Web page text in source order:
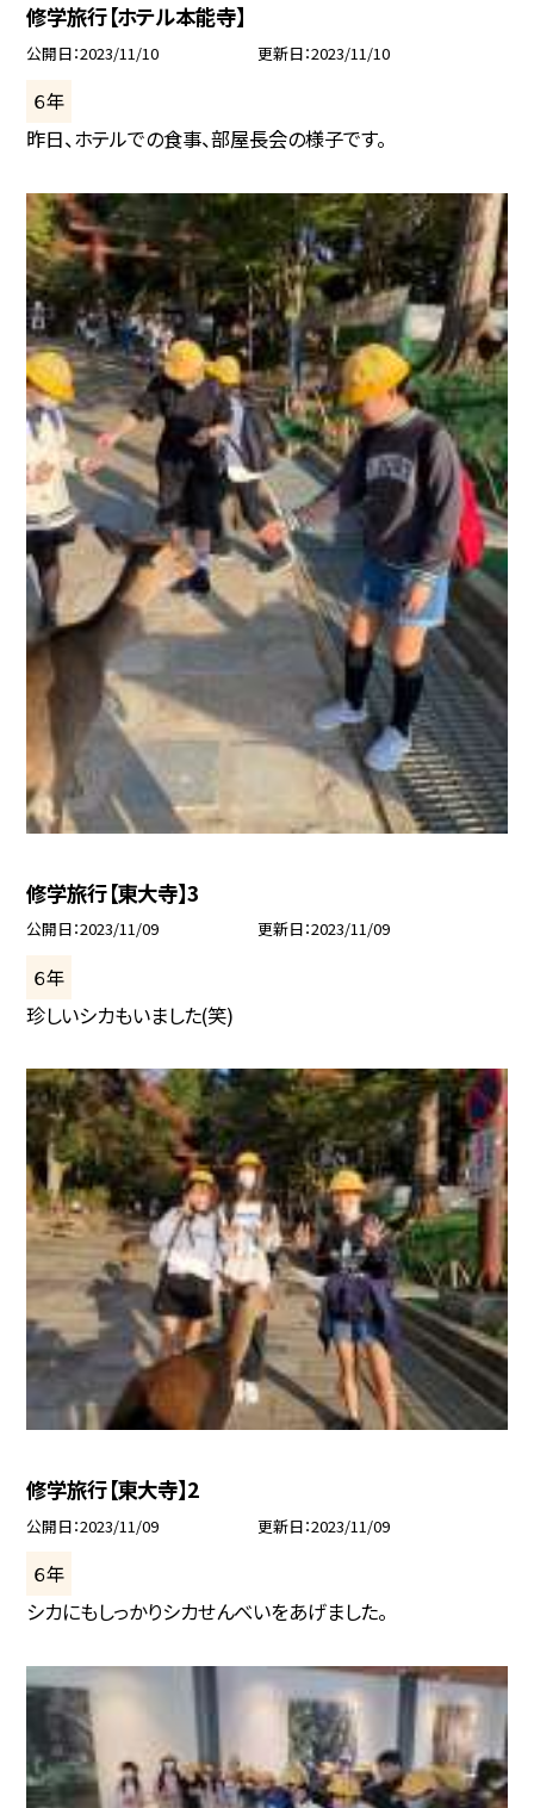
修学旅行【ホテル本能寺】
公開日 2023/11/10 更新日 2023/11/10
６年
昨日、ホテルでの食事、部屋長会の様子です。
修学旅行【東大寺】3
公開日 2023/11/09 更新日 2023/11/09
６年
珍しいシカもいました(笑)
修学旅行【東大寺】2
公開日 2023/11/09 更新日 2023/11/09
６年
シカにもしっかりシカせんべいをあげました。